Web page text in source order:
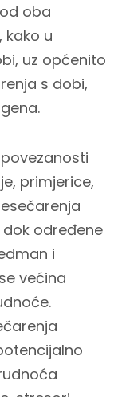
oba
kako u
uz općenito
s dobi,
primjerice,
određene
i
većina